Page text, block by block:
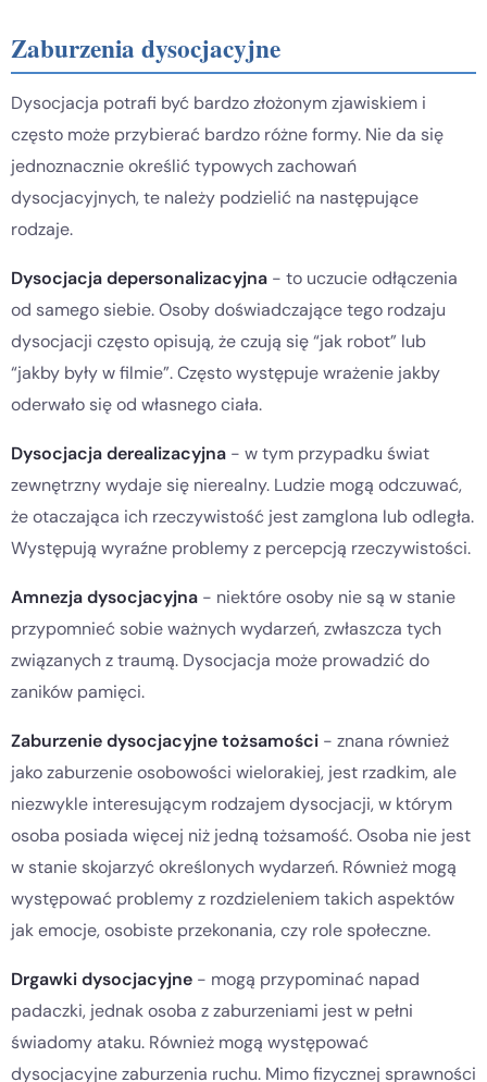
Zaburzenia dysocjacyjne
Dysocjacja potrafi być bardzo złożonym zjawiskiem i
często może przybierać bardzo różne formy. Nie da się
jednoznacznie określić typowych zachowań
dysocjacyjnych, te należy podzielić na następujące
rodzaje.
Dysocjacja depersonalizacyjna - to uczucie odłączenia
od samego siebie. Osoby doświadczające tego rodzaju
dysocjacji często opisują, że czują się “jak robot” lub
“jakby były w filmie”. Często występuje wrażenie jakby
oderwało się od własnego ciała.
Dysocjacja derealizacyjna - w tym przypadku świat
zewnętrzny wydaje się nierealny. Ludzie mogą odczuwać,
że otaczająca ich rzeczywistość jest zamglona lub odległa.
Występują wyraźne problemy z percepcją rzeczywistości.
Amnezja dysocjacyjna - niektóre osoby nie są w stanie
przypomnieć sobie ważnych wydarzeń, zwłaszcza tych
związanych z traumą. Dysocjacja może prowadzić do
zaników pamięci.
Zaburzenie dysocjacyjne tożsamości - znana również
jako zaburzenie osobowości wielorakiej, jest rzadkim, ale
niezwykle interesującym rodzajem dysocjacji, w którym
osoba posiada więcej niż jedną tożsamość. Osoba nie jest
w stanie skojarzyć określonych wydarzeń. Również mogą
występować problemy z rozdzieleniem takich aspektów
jak emocje, osobiste przekonania, czy role społeczne.
Drgawki dysocjacyjne - mogą przypominać napad
padaczki, jednak osoba z zaburzeniami jest w pełni
świadomy ataku. Również mogą występować
dysocjacyjne zaburzenia ruchu. Mimo fizycznej sprawności